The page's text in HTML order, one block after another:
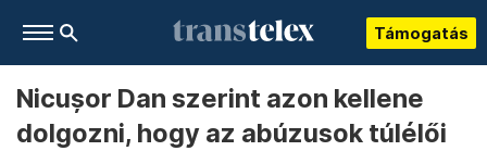
Támogatás
Nicușor Dan szerint azon kellene
dolgozni, hogy az abúzusok túlélői